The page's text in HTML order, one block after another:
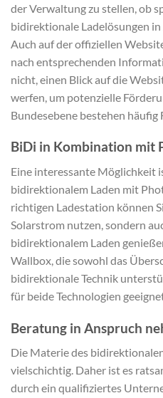
der Verwaltung zu stellen, ob
bidirektionale Ladelösungen
Auch auf der offiziellen
nach entsprechenden
nicht, einen Blick auf die
werfen, um potenzielle
Bundesebene bestehen häufig
BiDi in Kombination mit
Eine interessante Möglichkeit
bidirektionalem Laden mit
richtigen Ladestation können
Solarstrom nutzen, sondern
bidirektionalem Laden
Wallbox, die sowohl das
bidirektionale Technik
für beide Technologien
Beratung in Anspruch
Die Materie des
vielschichtig. Daher ist es
durch ein qualifiziertes